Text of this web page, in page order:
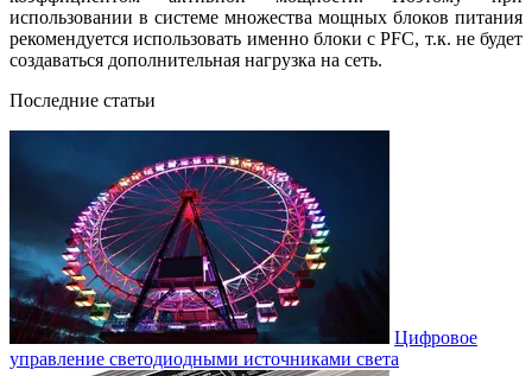
использовании в системе множества мощных блоков питания
рекомендуется использовать именно блоки с PFC, т.к. не будет
создаваться дополнительная нагрузка на сеть.
Последние статьи
Цифровое
управление светодиодными источниками света